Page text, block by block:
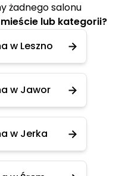
żadnego salonu
lub kategorii?
w Leszno
w Jawor
w Jerka